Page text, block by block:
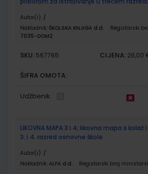
Autor(i): /
Nakladnik: ŠKOLSKA KNJIGA d.d.
Registarski
7035-DOM2
SKU: 567765 CIJENA: 26,00
ŠIFRA OMOTA:
Udžbenik
LIKOVNA MAPA 3 i 4; likovna mapa s
3. i 4. razred osnovne škole
Autor(i): /
Nakladnik: ALFA d.d. Registarski broj